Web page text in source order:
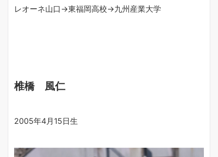
レオーネ山口→東福岡高校→九州産業大学
椎橋 風仁
2005年4月15日生